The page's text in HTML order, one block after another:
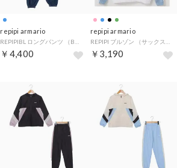
repipi armario
￥4,400
repipi armario
￥3,190